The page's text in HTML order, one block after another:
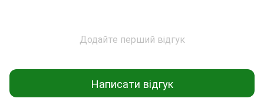
Додайте перший відгук
Написати відгук